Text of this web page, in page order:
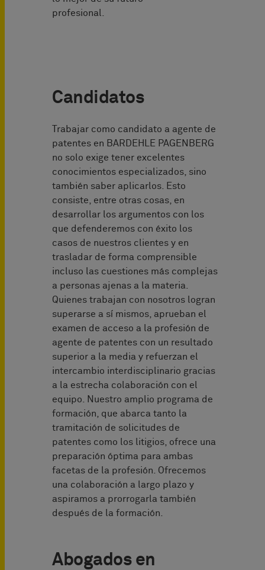
profesional.
Candidatos
Trabajar como candidato a agente de
patentes en BARDEHLE PAGENBERG
no solo exige tener excelentes
conocimientos especializados, sino
también saber aplicarlos. Esto
consiste, entre otras cosas, en
desarrollar los argumentos con los
que defenderemos con éxito los
casos de nuestros clientes y en
trasladar de forma comprensible
incluso las cuestiones más complejas
a personas ajenas a la materia.
Quienes trabajan con nosotros logran
superarse a sí mismos, aprueban el
examen de acceso a la profesión de
agente de patentes con un resultado
superior a la media y refuerzan el
intercambio interdisciplinario gracias
a la estrecha colaboración con el
equipo. Nuestro amplio programa de
formación, que abarca tanto la
tramitación de solicitudes de
patentes como los litigios, ofrece una
preparación óptima para ambas
facetas de la profesión. Ofrecemos
una colaboración a largo plazo y
aspiramos a prorrogarla también
después de la formación.
Abogados en